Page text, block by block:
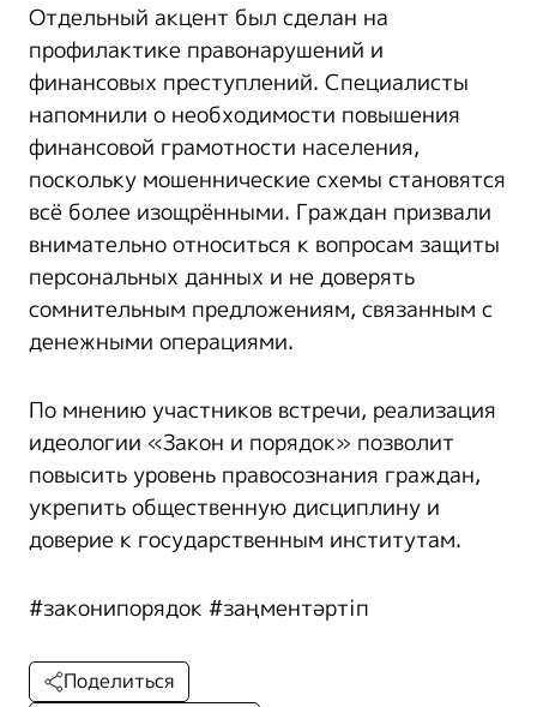
Отдельный акцент был сделан на
профилактике правонарушений и
финансовых преступлений. Специалисты
напомнили о необходимости повышения
финансовой грамотности населения,
поскольку мошеннические схемы становятся
всё более изощрёнными. Граждан призвали
внимательно относиться к вопросам защиты
персональных данных и не доверять
сомнительным предложениям, связанным с
денежными операциями.
По мнению участников встречи, реализация
идеологии «Закон и порядок» позволит
повысить уровень правосознания граждан,
укрепить общественную дисциплину и
доверие к государственным институтам.
#законипорядок #заңментәртіп
Поделиться